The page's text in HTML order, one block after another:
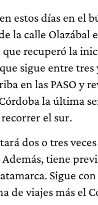
estos días en el
la calle Olazábal
que recuperó la
sigue entre tres
en las PASO y
la última
el sur.
dos o tres
tiene
Sigue
de viajes más el